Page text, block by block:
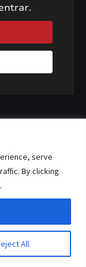
serve
By clicking
All